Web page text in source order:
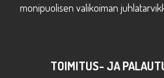
monipuolisen valikoiman
TOIMITUS- JA